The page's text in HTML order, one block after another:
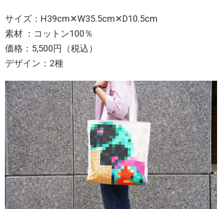
サイズ：H39cm✕W35.5cm✕D10.5cm
素材 ：コットン100％
価格：5,500円（税込）
デザイン：2種